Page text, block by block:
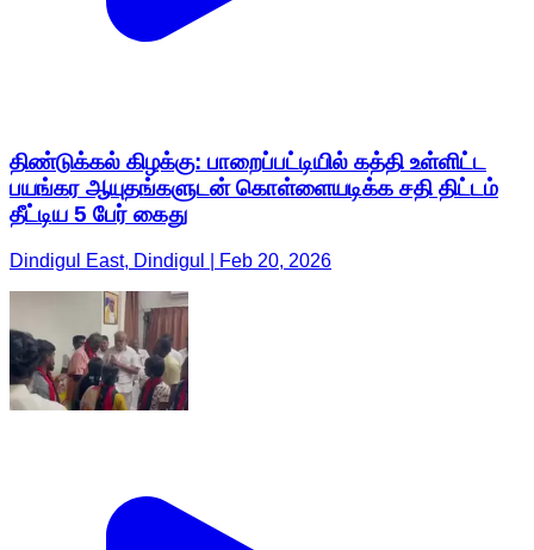
திண்டுக்கல் கிழக்கு: பாறைப்பட்டியில் கத்தி உள்ளிட்ட
பயங்கர ஆயுதங்களுடன் கொள்ளையடிக்க சதி திட்டம்
தீட்டிய 5 பேர் கைது
Dindigul East, Dindigul | Feb 20, 2026